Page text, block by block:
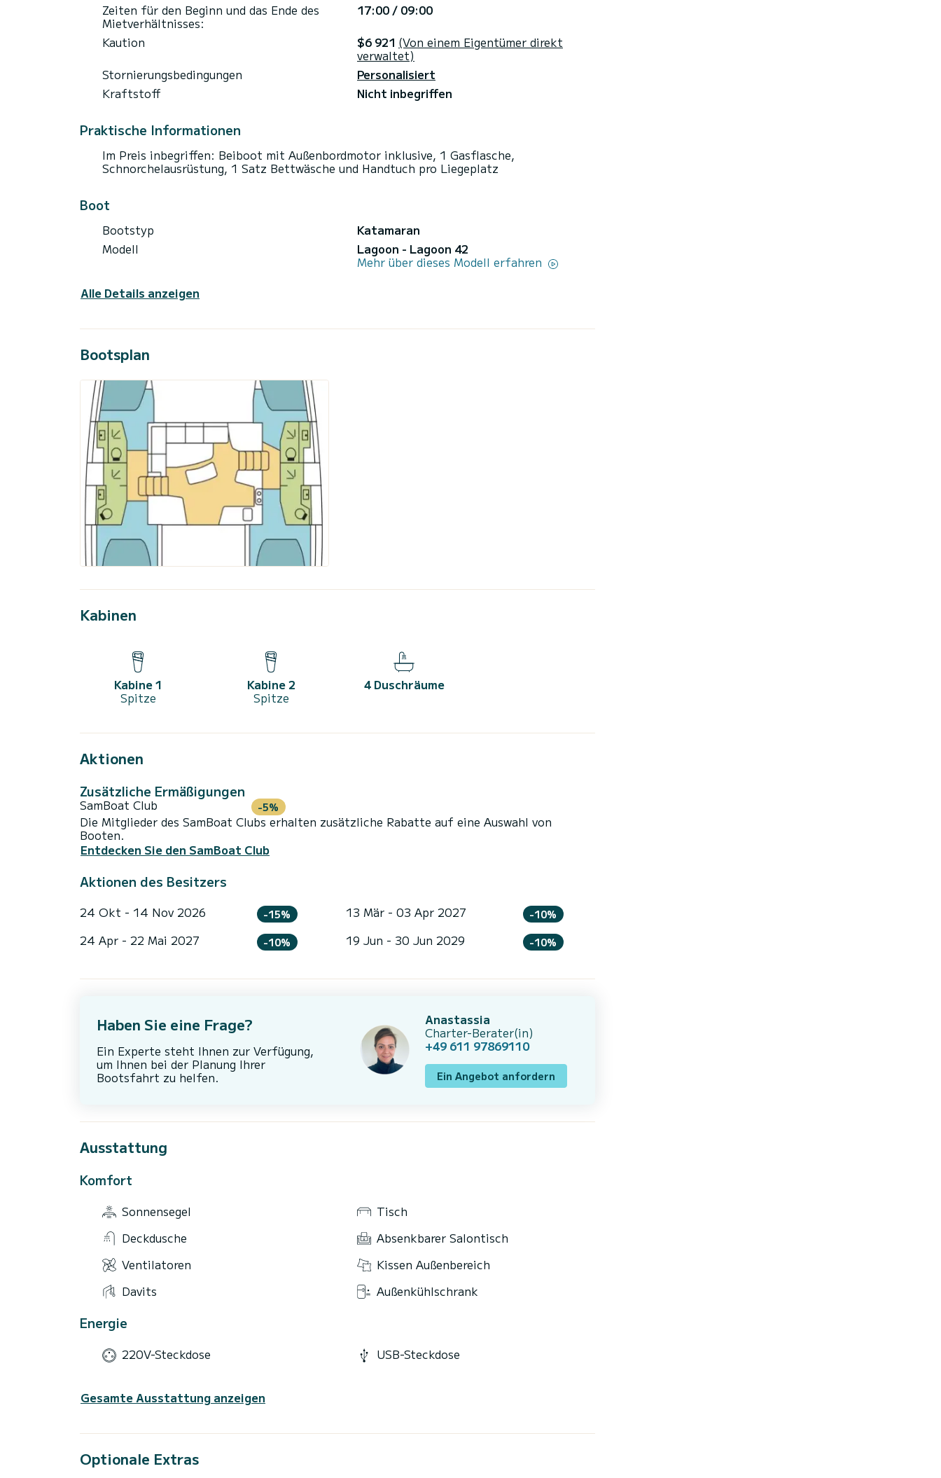
Zeiten für den Beginn und das Ende des
Mietverhältnisses:
17:00 / 09:00
Kaution
$6 921 (Von einem Eigentümer direkt
verwaltet)
Stornierungsbedingungen
Personalisiert
Kraftstoff
Nicht inbegriffen
Praktische Informationen
Im Preis inbegriffen: Beiboot mit Außenbordmotor inklusive, 1 Gasflasche,
Schnorchelausrüstung, 1 Satz Bettwäsche und Handtuch pro Liegeplatz
Boot
Bootstyp
Katamaran
Modell
Lagoon - Lagoon 42
Mehr über dieses Modell erfahren
Alle Details anzeigen
Bootsplan
Kabinen
Kabine 1
Spitze
Kabine 2
Spitze
4 Duschräume
Aktionen
Zusätzliche Ermäßigungen
SamBoat Club -5%
Die Mitglieder des SamBoat Clubs erhalten zusätzliche Rabatte auf eine Auswahl von
Booten.
Entdecken Sie den SamBoat Club
Aktionen des Besitzers
24 Okt - 14 Nov 2026 -15% 13 Mär - 03 Apr 2027 -10%
24 Apr - 22 Mai 2027 -10% 19 Jun - 30 Jun 2029 -10%
Haben Sie eine Frage?
Ein Experte steht Ihnen zur Verfügung,
um Ihnen bei der Planung Ihrer
Bootsfahrt zu helfen.
Anastassia
Charter-Berater(in)
+49 611 97869110
Ein Angebot anfordern
Ausstattung
Komfort
Sonnensegel
Tisch
Deckdusche
Absenkbarer Salontisch
Ventilatoren
Kissen Außenbereich
Davits
Außenkühlschrank
Energie
220V-Steckdose USB-Steckdose
Gesamte Ausstattung anzeigen
Optionale Extras